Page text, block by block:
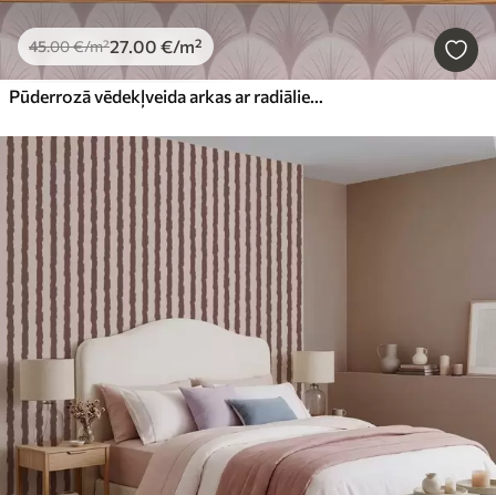
45.00€/m²27.00 €/m²
Pūderrozā vēdekļveida arkas ar radiāliem stariem